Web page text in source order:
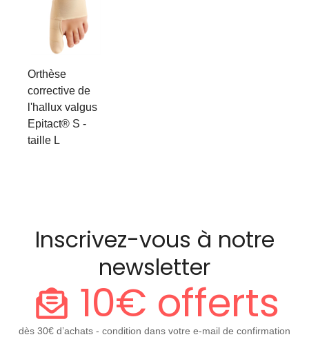
Orthèse
corrective de
l'hallux valgus
Epitact® S -
taille L
Inscrivez-vous à notre
newsletter
10€ offerts
dès 30€ d’achats - condition dans votre e-mail de confirmation